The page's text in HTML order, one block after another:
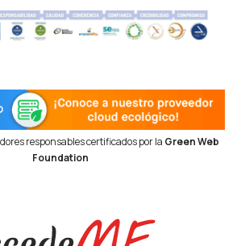
responsables certificados por la Green Web
Foundation